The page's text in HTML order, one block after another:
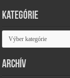
Kategórie
Kategórie
Archív